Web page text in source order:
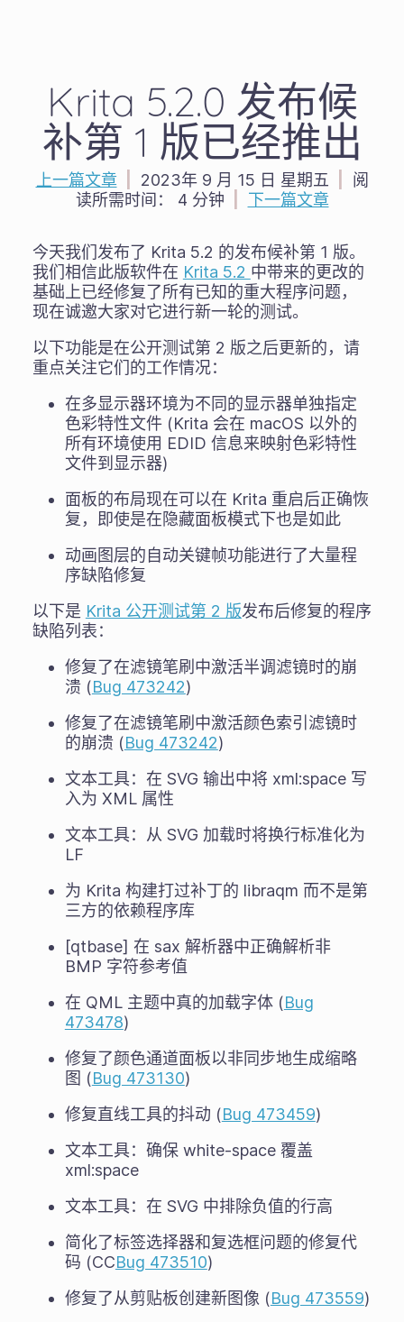
Krita 5.2.0 发布候
补第 1 版已经推出
上一篇文章 2023年 9 月 15 日 星期五
阅
读所需时间：
4 分钟 下一篇文章
今天我们发布了 Krita 5.2 的发布候补第 1 版。
我们相信此版软件在 Krita 5.2 中带来的更改的
基础上已经修复了所有已知的重大程序问题，
现在诚邀大家对它进行新一轮的测试。
以下功能是在公开测试第 2 版之后更新的，请
重点关注它们的工作情况：
在多显示器环境为不同的显示器单独指定
色彩特性文件 (Krita 会在 macOS 以外的
所有环境使用 EDID 信息来映射色彩特性
文件到显示器)
面板的布局现在可以在 Krita 重启后正确恢
复，即使是在隐藏面板模式下也是如此
动画图层的自动关键帧功能进行了大量程
序缺陷修复
以下是 Krita 公开测试第 2 版发布后修复的程序
缺陷列表：
修复了在滤镜笔刷中激活半调滤镜时的崩
溃 (Bug 473242)
修复了在滤镜笔刷中激活颜色索引滤镜时
的崩溃 (Bug 473242)
文本工具：在 SVG 输出中将 xml:space 写
入为 XML 属性
文本工具：从 SVG 加载时将换行标准化为
LF
为 Krita 构建打过补丁的 libraqm 而不是第
三方的依赖程序库
[qtbase] 在 sax 解析器中正确解析非
BMP 字符参考值
在 QML 主题中真的加载字体 (Bug
473478)
修复了颜色通道面板以非同步地生成缩略
图 (Bug 473130)
修复直线工具的抖动 (Bug 473459)
文本工具：确保 white-space 覆盖
xml:space
文本工具：在 SVG 中排除负值的行高
简化了标签选择器和复选框问题的修复代
码 (CCBug 473510)
修复了从剪贴板创建新图像 (Bug 473559)